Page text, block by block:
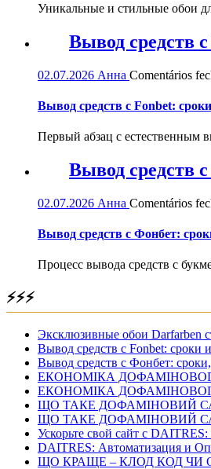
Уникальные и стильные обои
Вывод средств
02.07.2026 Анна Comentários
Вывод средств с Fonbet:
Первый абзац с естественным
Вывод средств
02.07.2026 Анна Comentários
Вывод средств с Фонбет:
Процесс вывода средств с
⚡⚡⚡
Эксклюзивные обои Darfarben
Вывод средств с Fonbet: сроки
Вывод средств с Фонбет:
ЕКОНОМІКА
ЕКОНОМІКА
ЩО ТАКЕ ДОФАМІНОВИЙ
ЩО ТАКЕ ДОФАМІНОВИЙ
Ускорьте свой сайт с
DAITRES: Автоматизация и
ЩО КРАЩЕ – КЛОД КОД ЧИ